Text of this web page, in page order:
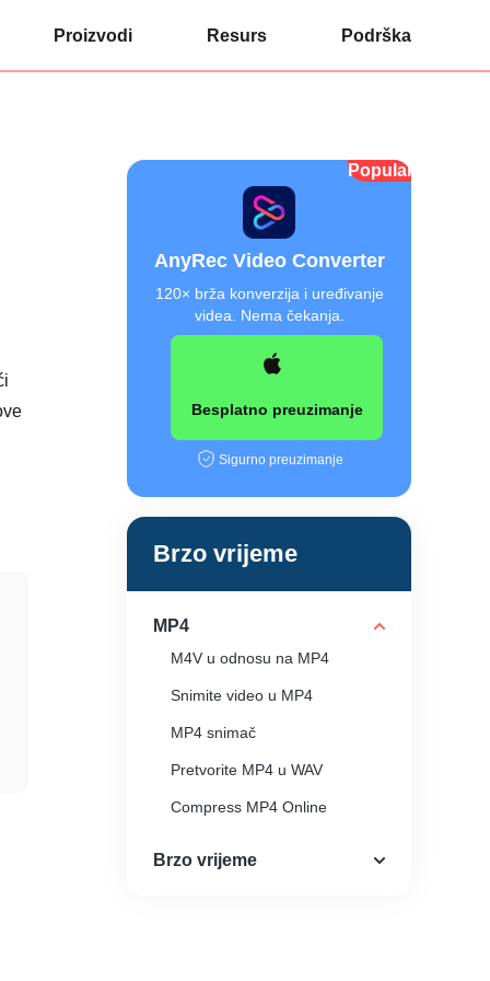
Proizvodi Resurs Podrška
Popularan
AnyRec Video Converter
120× brža konverzija i uređivanje
videa. Nema čekanja.
Besplatno preuzimanje
Sigurno preuzimanje
Brzo vrijeme
MP4
M4V u odnosu na MP4
Snimite video u MP4
MP4 snimač
Pretvorite MP4 u WAV
Compress MP4 Online
Brzo vrijeme